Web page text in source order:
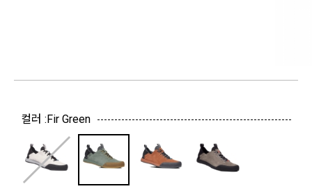
컬러 :Fir Green